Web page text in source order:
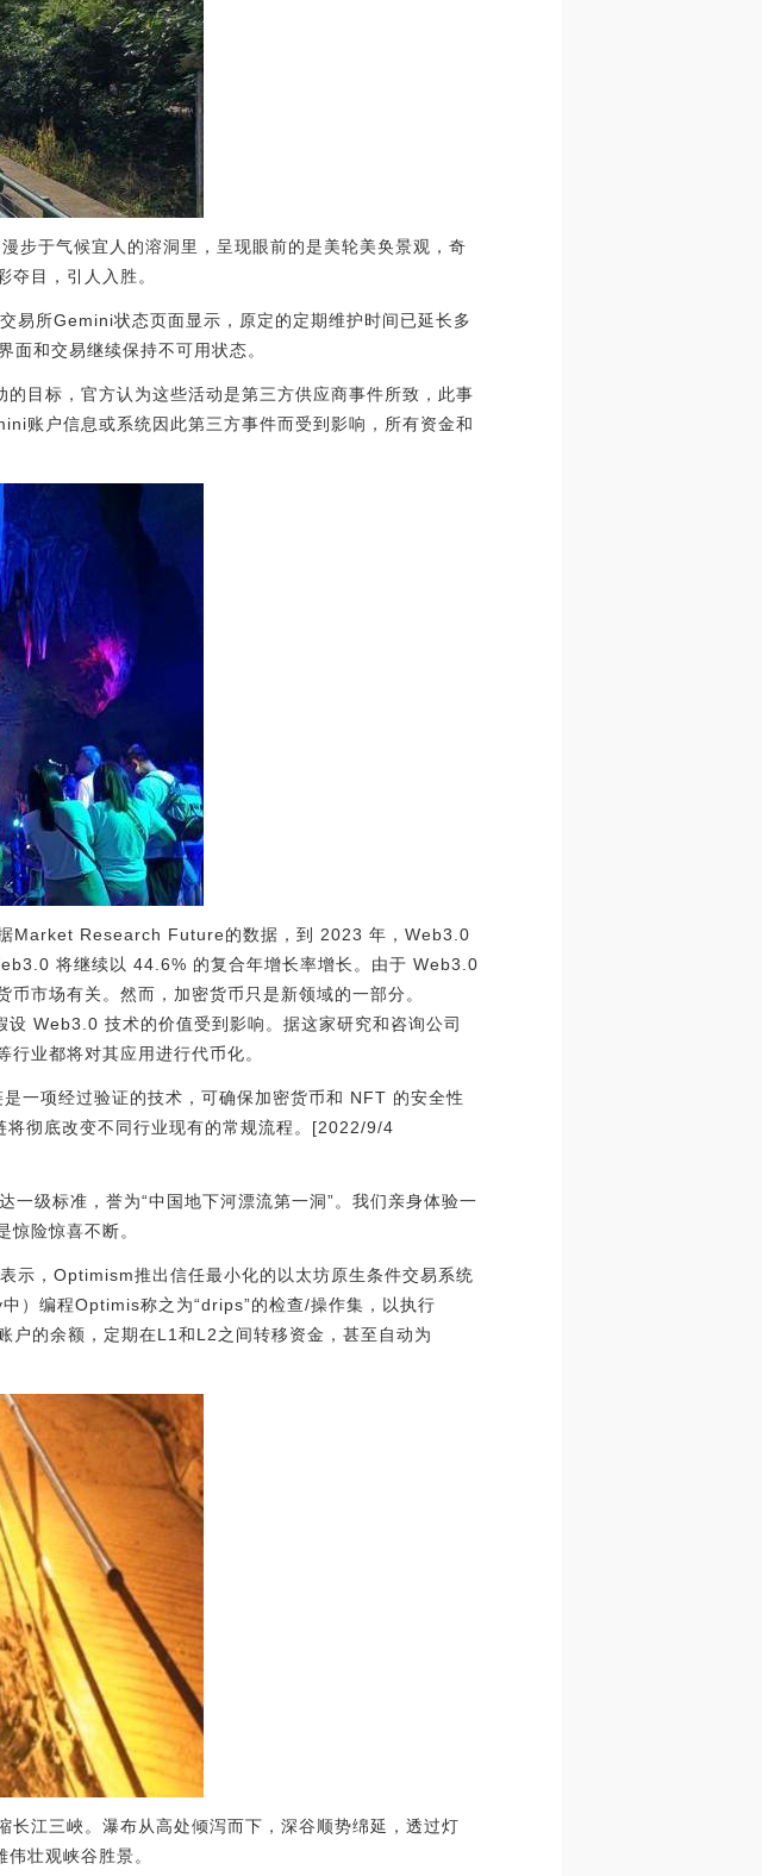
步于气候宜人的溶洞里，呈现眼前的是美轮美奂景观，奇
目，引人入胜。
所Gemini状态页面显示，原定的定期维护时间已延长多
和交易继续保持不可用状态。
目标，官方认为这些活动是第三方供应商事件所致，此事
账户信息或系统因此第三方事件而受到影响，所有资金和
Market Research Future的数据，到 2023 年，Web3.0
将继续以 44.6% 的复合年增长率增长。由于 Web3.0
市场有关。然而，加密货币只是新领域的一部分。
Web3.0 技术的价值受到影响。据这家研究和咨询公司
业都将对其应用进行代币化。
项经过验证的技术，可确保加密货币和 NFT 的安全性
彻底改变不同行业现有的常规流程。[2022/9/4
级标准，誉为“中国地下河漂流第一洞”。我们亲身体验一
险惊喜不断。
，Optimism推出信任最小化的以太坊原生条件交易系统
）编程Optimis称之为“drips”的检查/操作集，以执行
的余额，定期在L1和L2之间转移资金，甚至自动为
江三峽。瀑布从高处倾泻而下，深谷顺势绵延，透过灯
壮观峡谷胜景。